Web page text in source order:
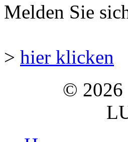
Melden Sie
> hier klicken
© 2026